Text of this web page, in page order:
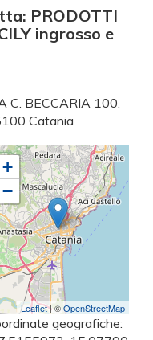
PRODOTTI
ingrosso e
C. BECCARIA 100,
Catania
+
−
Leaflet| ©OpenStreetMap
geografiche: